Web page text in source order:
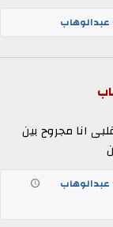
انا مجروح بين